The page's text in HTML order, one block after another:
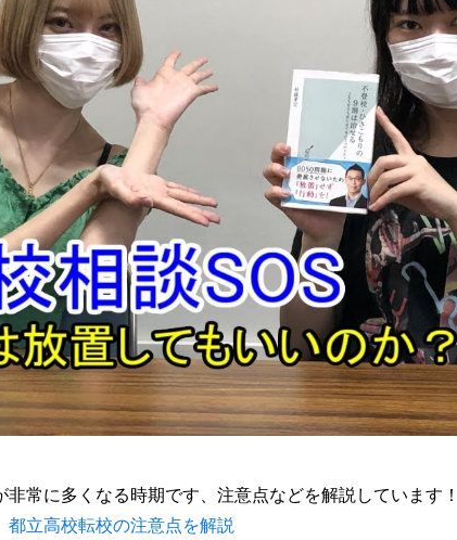
常に多くなる時期です、注意点などを解説しています！
立高校転校の注意点を解説